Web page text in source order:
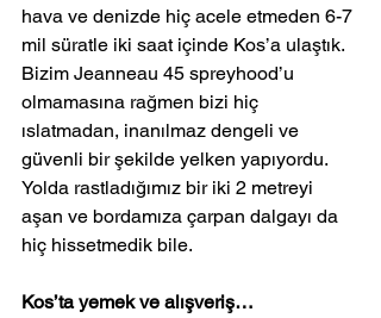
hava ve denizde hiç acele etmeden 6-7
mil süratle iki saat içinde Kos’a ulaştık.
Bizim Jeanneau 45 spreyhood’u
olmamasına rağmen bizi hiç
ıslatmadan, inanılmaz dengeli ve
güvenli bir şekilde yelken yapıyordu.
Yolda rastladığımız bir iki 2 metreyi
aşan ve bordamıza çarpan dalgayı da
hiç hissetmedik bile.
Kos’ta yemek ve alışveriş…